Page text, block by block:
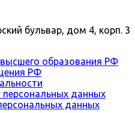
бульвар, дом 4, корп. 3
образования РФ
РФ
персональных данных
данных